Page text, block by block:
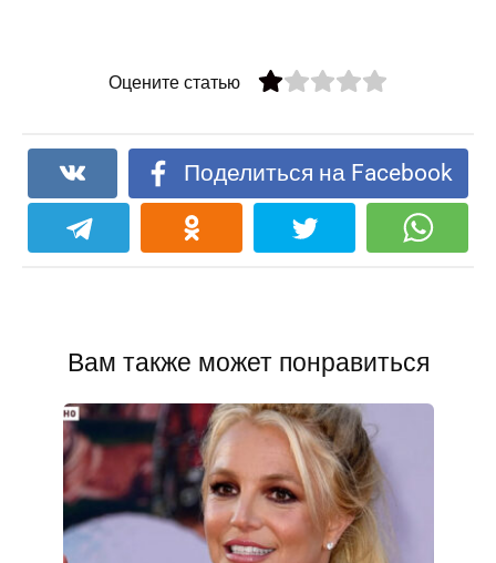
Оцените статью
Поделиться на Facebook
Вам также может понравиться